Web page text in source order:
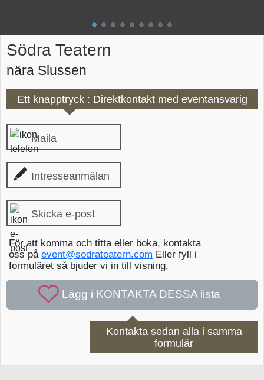
Södra Teatern
nära Slussen
Ett knapptryck : Direktkontakt med eventansvarig
Maila
Intresseanmälan
Skicka e-post
För att komma och titta eller boka, kontakta
oss påevent@sodrateatern.com Eller fyll i
formuläret så bjuder vi in till visning.
Kontakta sedan alla i samma
formulär